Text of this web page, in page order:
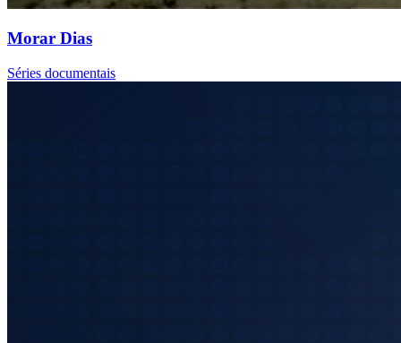
Morar Dias
Séries documentais